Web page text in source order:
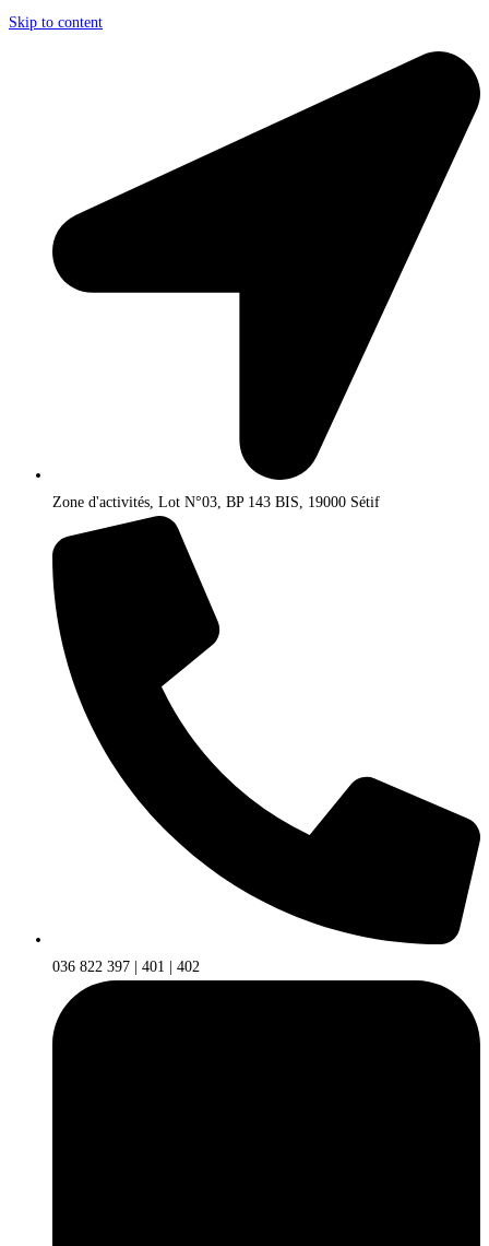
Skip to content
Zone d'activités, Lot N°03, BP 143 BIS, 19000 Sétif
036 822 397 | 401 | 402